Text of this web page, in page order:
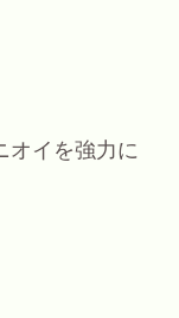
オイを強力に